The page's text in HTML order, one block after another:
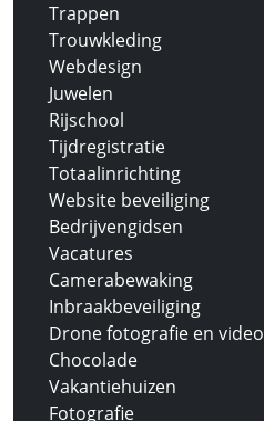
Trappen
Trouwkleding
Webdesign
Juwelen
Rijschool
Tijdregistratie
Totaalinrichting
Website beveiliging
Bedrijvengidsen
Vacatures
Camerabewaking
Inbraakbeveiliging
Drone fotografie en video
Chocolade
Vakantiehuizen
Fotografie